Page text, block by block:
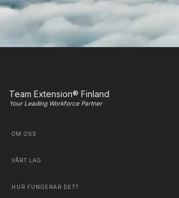
Team Extension® Finland
Your Leading Workforce Partner
OM OSS
VÅRT LAG
HUR FUNGERAR DET?